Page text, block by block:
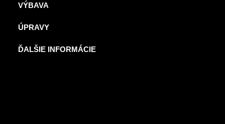
VÝBAVA
ÚPRAVY
ĎALŠIE INFORMÁCIE